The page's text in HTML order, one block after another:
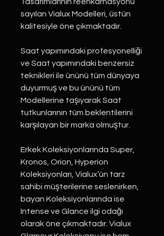
sayılan Vialux Modelleri, üstün
kalitesiyle öne çıkmaktadır.
Saat yapımındaki profesyonelliği
ve Saat yapımındaki benzersiz
teknikleri ile ününü tüm dünyaya
duyurmuş ve bu ününü tüm
Modellerine taşıyarak Saat
tutkunlarının tüm beklentilerini
karşılayan bir marka olmuştur.
Erkek Koleksiyonlarında Super,
Kronos, Orion, Hyperion
Koleksiyonları, Vialux’ün tarz
sahibi müşterilerine seslenirken,
bayan Koleksiyonlarında ise
Intense ve Glance ilgi odağı
olarak öne çıkmaktadır. Vialux